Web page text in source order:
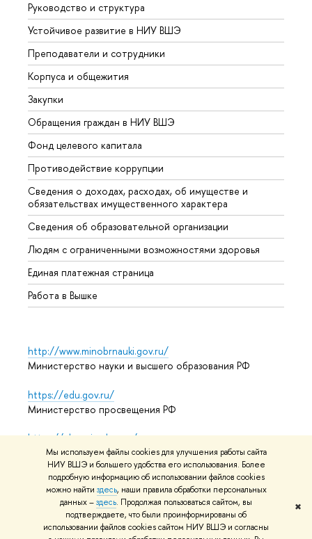
Мы используем файлы cookies для улучшения работы сайта
НИУ ВШЭ и большего удобства его использования. Более
подробную информацию об использовании файлов cookies
можно найти здесь, наши правила обработки персональных
данных –здесь. Продолжая пользоваться сайтом, вы
подтверждаете, что были проинформированы об
использовании файлов cookies сайтом НИУ ВШЭ и согласны
✖
Руководство и структура
Устойчивое развитие в НИУ ВШЭ
Преподаватели и сотрудники
Корпуса и общежития
Закупки
Обращения граждан в НИУ ВШЭ
Фонд целевого капитала
Противодействие коррупции
Сведения о доходах, расходах, об имуществе и
обязательствах имущественного характера
Сведения об образовательной организации
Людям с ограниченными возможностями здоровья
Единая платежная страница
Работа в Вышке
http://www.minobrnauki.gov.ru/
Министерство науки и высшего образования РФ
https://edu.gov.ru/
Министерство просвещения РФ
https://elearning.hse.ru/mooc
Массовые открытые онлайн-курсы
© НИУ ВШЭ 1993–2026 Адреса и контактыУсловия
использования материаловПолитика конфиденциальности
Карта сайта